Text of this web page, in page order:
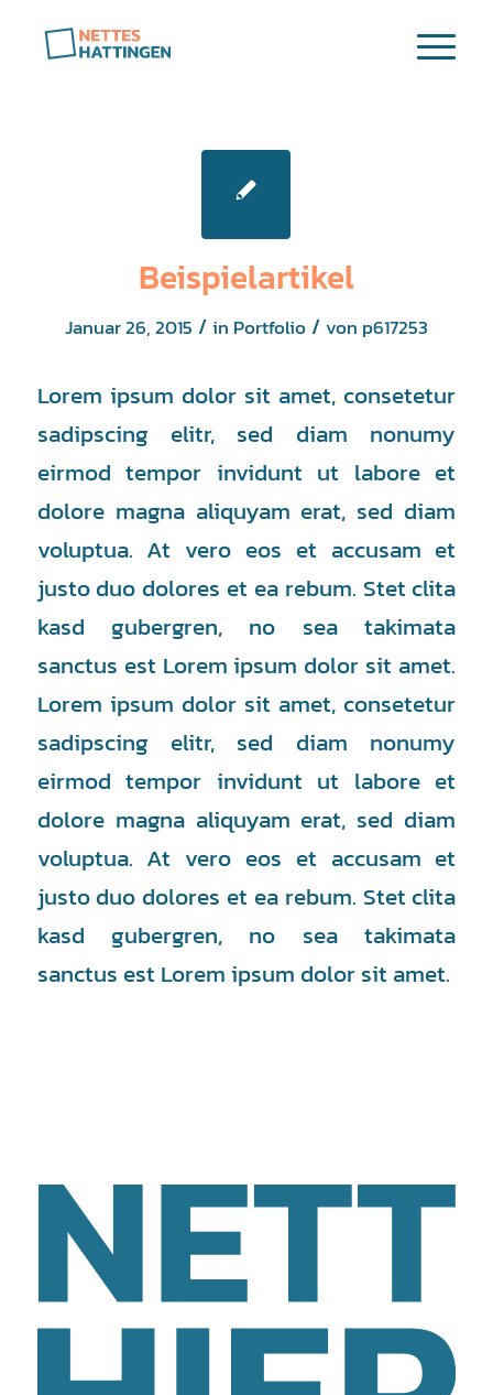
Beispielartikel
Januar 26, 2015 / in Portfolio / von p617253
Lorem ipsum dolor sit amet, consetetur
sadipscing elitr, sed diam nonumy
eirmod tempor invidunt ut labore et
dolore magna aliquyam erat, sed diam
voluptua. At vero eos et accusam et
justo duo dolores et ea rebum. Stet clita
kasd gubergren, no sea takimata
sanctus est Lorem ipsum dolor sit amet.
Lorem ipsum dolor sit amet, consetetur
sadipscing elitr, sed diam nonumy
eirmod tempor invidunt ut labore et
dolore magna aliquyam erat, sed diam
voluptua. At vero eos et accusam et
justo duo dolores et ea rebum. Stet clita
kasd gubergren, no sea takimata
sanctus est Lorem ipsum dolor sit amet.